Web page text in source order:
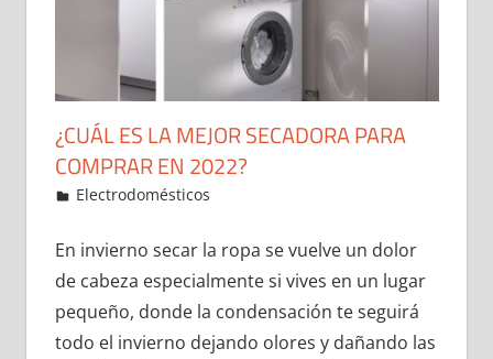
¿CUÁL ES LA MEJOR SECADORA PARA
COMPRAR EN 2022?
2 de January de 2022
ideas2021
Electrodomésticos
En invierno secar la ropa se vuelve un dolor
de cabeza especialmente si vives en un lugar
pequeño, donde la condensación te seguirá
todo el invierno dejando olores y dañando las